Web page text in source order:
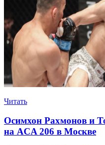
Читать
Осимхон Рахмонов и
на ACA 206 в Москве